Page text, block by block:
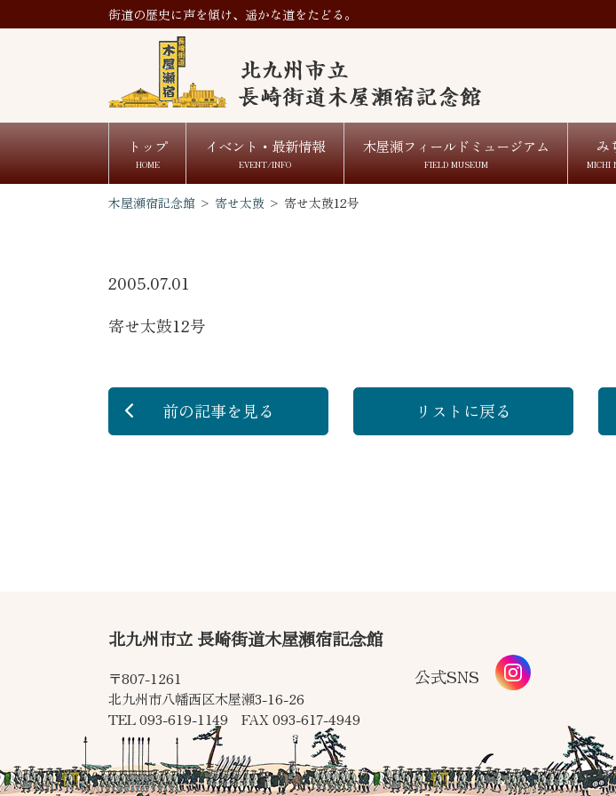
街道の歴史に声を傾け、遥かな道をたどる。
トップ
HOME
イベント・最新情報
EVENT/INFO
木屋瀬フィールドミュージアム
FIELD MUSEUM
み
MICHI
木屋瀬宿記念館 > 寄せ太鼓 > 寄せ太鼓12号
2005.07.01
寄せ太鼓12号
前の記事を見る リストに戻る
北九州市立 長崎街道木屋瀬宿記念館
〒807-1261
北九州市八幡西区木屋瀬3-16-26
TEL 093-619-1149 FAX 093-617-4949
公式SNS